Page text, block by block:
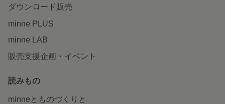
ダウンロード販売
minne PLUS
minne LAB
販売支援企画・イベント
読みもの
minneとものづくりと